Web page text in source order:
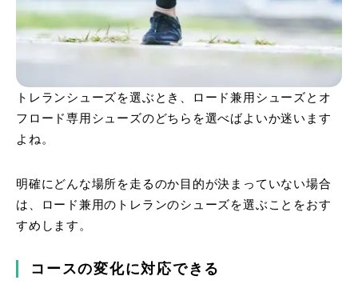
トレランシューズを選ぶとき、ロード兼用シューズとオ
フロード専用シューズのどちらを選べばよいか迷います
よね。
明確にどんな場所を走るのか目的が決まっていない場合
は、ロード兼用のトレランのシューズを選ぶことをおす
すめします。
コースの変化に対応できる